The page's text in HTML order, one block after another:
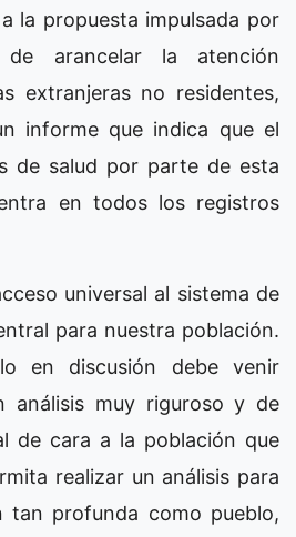
la propuesta impulsada por
de arancelar la atención
extranjeras no residentes,
informe que indica que el
de salud por parte de esta
en todos los registros
universal al sistema de
para nuestra población.
en discusión debe venir
análisis muy riguroso y de
de cara a la población que
realizar un análisis para
tan profunda como pueblo,